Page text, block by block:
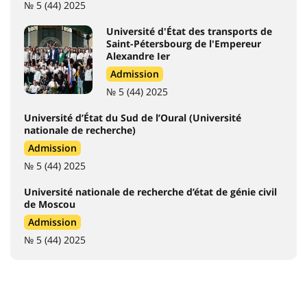
№ 5 (44) 2025
Université d'État des transports de
Saint-Pétersbourg de l'Empereur
Alexandre Ier
Admission
№ 5 (44) 2025
Université d’État du Sud de l’Oural (Université
nationale de recherche)
Admission
№ 5 (44) 2025
Université nationale de recherche d’état de génie civil
de Moscou
Admission
№ 5 (44) 2025